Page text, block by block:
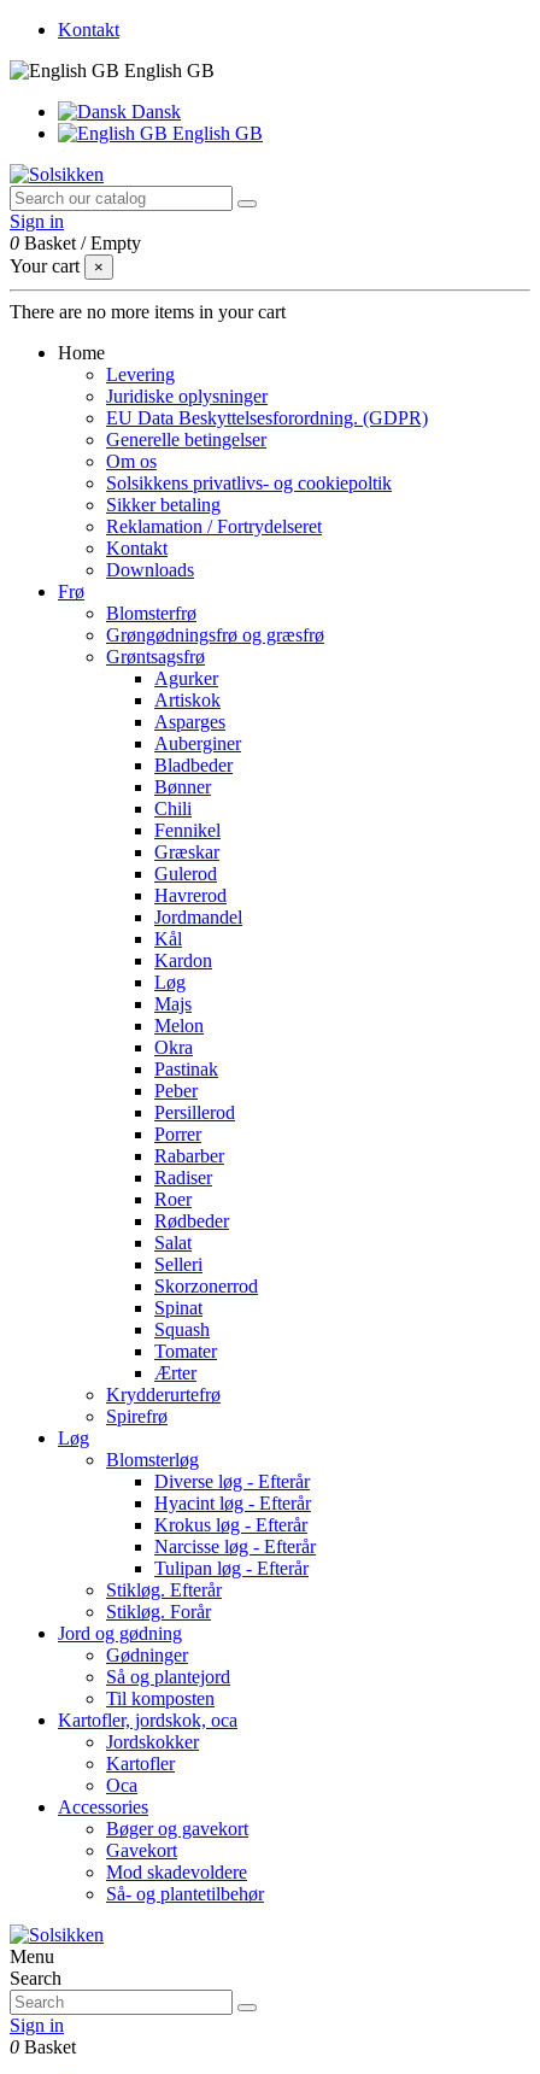
Kontakt
English GB
Dansk
English GB
Sign in
0 Basket /Empty
Your cart
×
There are no more items in your cart
Home
Levering
Juridiske oplysninger
EU Data Beskyttelsesforordning. (GDPR)
Generelle betingelser
Om os
Solsikkens privatlivs- og cookiepoltik
Sikker betaling
Reklamation / Fortrydelseret
Kontakt
Downloads
Frø
Blomsterfrø
Grøngødningsfrø og græsfrø
Grøntsagsfrø
Agurker
Artiskok
Asparges
Auberginer
Bladbeder
Bønner
Chili
Fennikel
Græskar
Gulerod
Havrerod
Jordmandel
Kål
Kardon
Løg
Majs
Melon
Okra
Pastinak
Peber
Persillerod
Porrer
Rabarber
Radiser
Roer
Rødbeder
Salat
Selleri
Skorzonerrod
Spinat
Squash
Tomater
Ærter
Krydderurtefrø
Spirefrø
Løg
Blomsterløg
Diverse løg - Efterår
Hyacint løg - Efterår
Krokus løg - Efterår
Narcisse løg - Efterår
Tulipan løg - Efterår
Stikløg. Efterår
Stikløg. Forår
Jord og gødning
Gødninger
Så og plantejord
Til komposten
Kartofler, jordskok, oca
Jordskokker
Kartofler
Oca
Accessories
Bøger og gavekort
Gavekort
Mod skadevoldere
Så- og plantetilbehør
Menu
Search
Sign in
0 Basket